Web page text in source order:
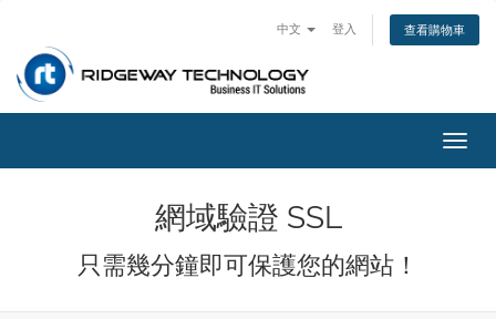
中文 登入 查看購物車
切
換
網域驗證 SSL
只需幾分鐘即可保護您的網站！